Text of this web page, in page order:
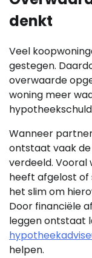
denkt
Veel
gestegen.
overwaarde
woning meer
Wanneer
ontstaat vaak
verdeeld.
heeft afgelost of
het slim om
Door financiële
leggen ontstaat
helpen.